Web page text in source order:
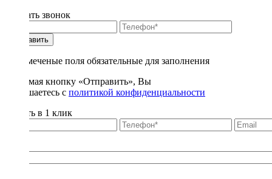
Заказать звонок
Отправить
* - отмеченые поля обязательные для заполнения
Нажимая кнопку «Отправить», Вы
соглашаетесь с политикой конфиденциальности
Купить в 1 клик